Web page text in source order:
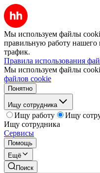
Мы используем файлы
правильную работу нашего
трафик.
Правила использования
Мы используем файлы
файлов cookie
Понятно
Ищу сотрудника
Ищу работу
Ищу
Ищу сотрудника
Сервисы
Помощь
Ещё
Поиск